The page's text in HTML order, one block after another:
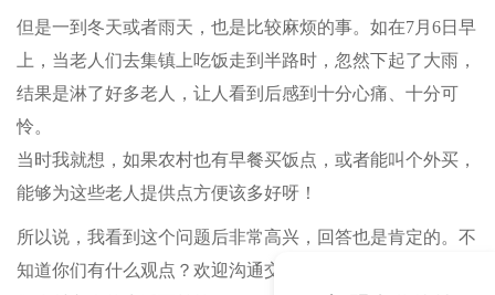
但是一到冬天或者雨天，也是比较麻烦的事。如在7月6日早
上，当老人们去集镇上吃饭走到半路时，忽然下起了大雨，
结果是淋了好多老人，让人看到后感到十分心痛、十分可
怜。
当时我就想，如果农村也有早餐买饭点，或者能叫个外买，
能够为这些老人提供点方便该多好呀！
所以说，我看到这个问题后非常高兴，回答也是肯定的。不
知道你们有什么观点？欢迎沟通交流，共同为更好的方便我